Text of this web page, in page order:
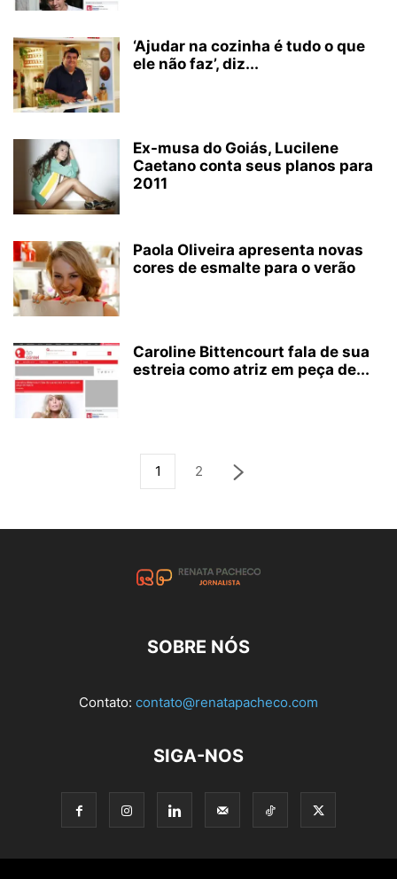
‘Ajudar na cozinha é tudo o que
ele não faz’, diz...
Ex-musa do Goiás, Lucilene
Caetano conta seus planos para
2011
Paola Oliveira apresenta novas
cores de esmalte para o verão
Caroline Bittencourt fala de sua
estreia como atriz em peça de...
1 2
SOBRE NÓS
Contato: contato@renatapacheco.com
SIGA-NOS